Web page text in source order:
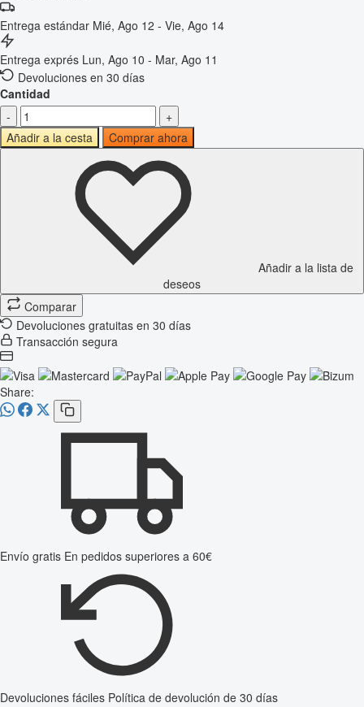
Entrega estándar Mié, Ago 12 - Vie, Ago 14
Entrega exprés Lun, Ago 10 - Mar, Ago 11
Devoluciones en 30 días
Cantidad
-
+
Añadir a la cesta
Comprar ahora
Añadir a la lista de
deseos
Comparar
Devoluciones gratuitas en 30 días
Transacción segura
Share:
Envío gratis En pedidos superiores a 60€
Devoluciones fáciles Política de devolución de 30 días